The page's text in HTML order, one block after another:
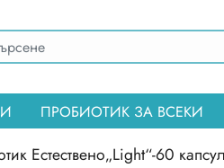
ПРОБИОТИК ЗА ВСЕКИ
Естествено„Light“-60